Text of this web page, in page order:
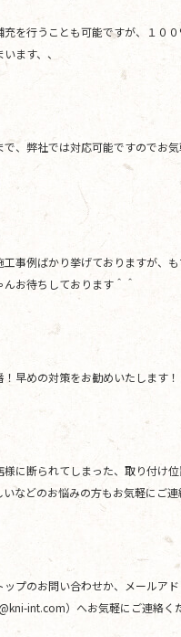
充を行うことも可能ですが、１０
ます、、
、弊社では対応可能ですのでお
工事例ばかり挙げておりますが、
お待ちしております＾＾
！早めの対策をお勧めいたします！
様に断られてしまった、取り付け
などのお悩みの方もお気軽にご連
ップのお問い合わせか、メールアド
int.com）へお気軽にご連絡く